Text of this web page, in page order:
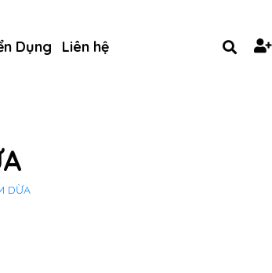
Dụng Liên hệ
DỪA